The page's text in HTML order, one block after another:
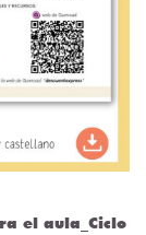
el aula_Ciclo